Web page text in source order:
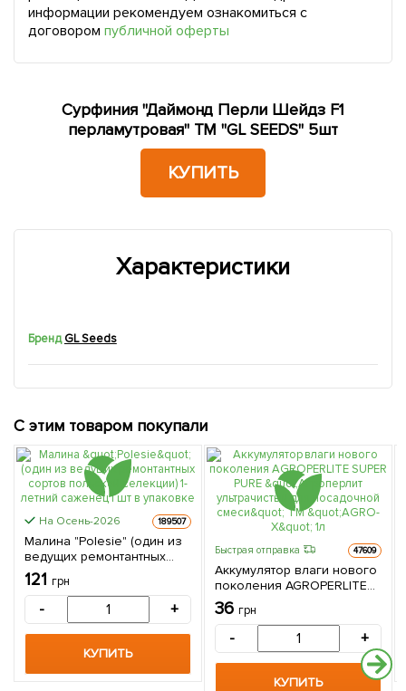
информации рекомендуем ознакомиться с
договором публичной оферты
Сурфиния "Даймонд Перли Шейдз F1
перламутровая" ТМ "GL SEEDS" 5шт
КУПИТЬ
Характеристики
Бренд GL Seeds
С этим товаром покупали
На Осень-2026 189507
Малина "Polesie" (один из
ведущих ремонтантных
сортов польской
селекции) 1-летний
саженец 1 шт в упаковке
121 грн
- +
КУПИТЬ
Быстрая отправка 47609
Аккумулятор влаги нового
поколения AGROPERLITE
SUPER PURE "Агроперлит
ультрачистый для
посадочной смеси" ТМ
36 грн
- +
КУПИТЬ